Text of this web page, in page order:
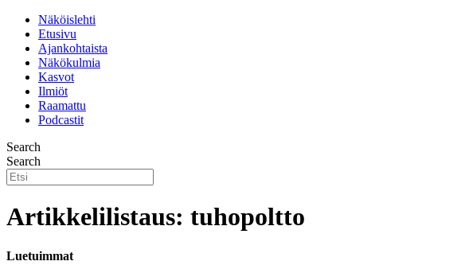
Näköislehti
Etusivu
Ajankohtaista
Näkökulmia
Kasvot
Ilmiöt
Raamattu
Podcastit
Search
Search
Artikkelilistaus: tuhopoltto
Luetuimmat